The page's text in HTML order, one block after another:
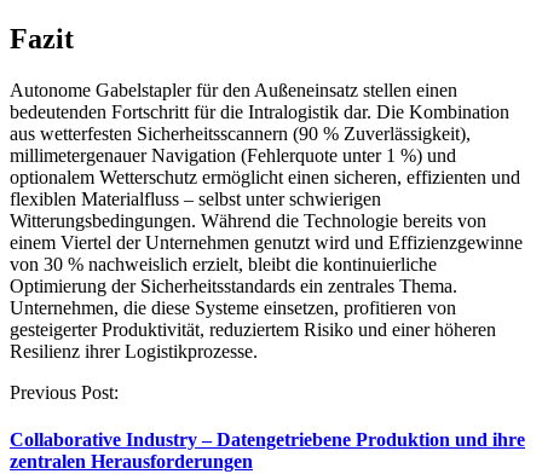
Fazit
Autonome Gabelstapler für den Außeneinsatz stellen einen
bedeutenden Fortschritt für die Intralogistik dar. Die Kombination
aus wetterfesten Sicherheitsscannern (90 % Zuverlässigkeit),
millimetergenauer Navigation (Fehlerquote unter 1 %) und
optionalem Wetterschutz ermöglicht einen sicheren, effizienten und
flexiblen Materialfluss – selbst unter schwierigen
Witterungsbedingungen. Während die Technologie bereits von
einem Viertel der Unternehmen genutzt wird und Effizienzgewinne
von 30 % nachweislich erzielt, bleibt die kontinuierliche
Optimierung der Sicherheitsstandards ein zentrales Thema.
Unternehmen, die diese Systeme einsetzen, profitieren von
gesteigerter Produktivität, reduziertem Risiko und einer höheren
Resilienz ihrer Logistikprozesse.
Post
Previous Post:
Collaborative Industry – Datengetriebene Produktion und ihre
zentralen Herausforderungen